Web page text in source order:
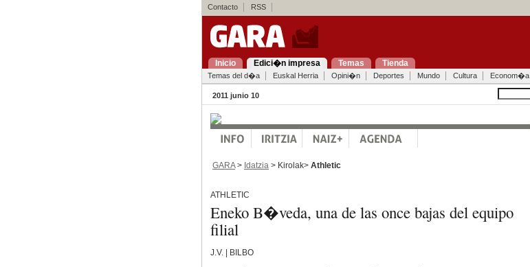
Contacto RSS
Inicio Edici�n impresa Temas Tienda
Temas del d�a Euskal Herria Opini�n Deportes Mundo Cultura Econom�a
2011 junio 10
GARA> Idatzia > Kirolak> Athletic
ATHLETIC
Eneko B�veda, una de las once bajas del equipo
filial
J.V. | BILBO